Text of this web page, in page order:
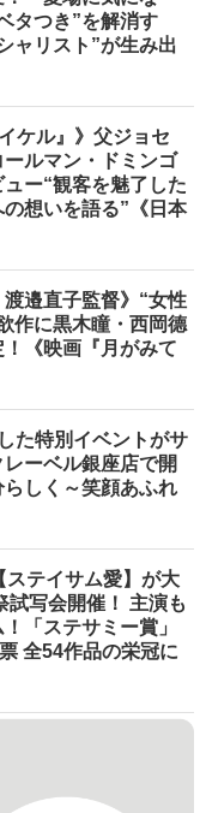
タつき”を解消す
ャリスト”が生み出
ケル』》父ジョセ
ルマン・ドミンゴ
ー“観客を魅了した
想いを語る”《日本
渡邉直子監督》“女性
作に黒木瞳・西岡德
《映画『月がみて
た特別イベントがサ
ーベル銀座店で開
しく～笑顔あふれ
ステイサム愛】が大
試写会開催！ 主演も
「ステサミー賞」
全54作品の栄冠に